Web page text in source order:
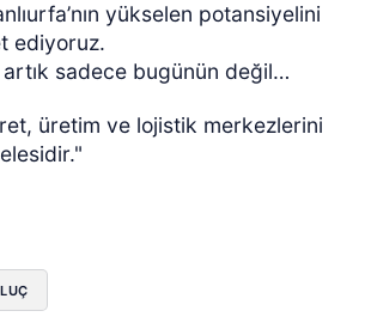
yükselen potansiyelini
ediyoruz.
sadece bugünün değil…
üretim ve lojistik merkezlerini